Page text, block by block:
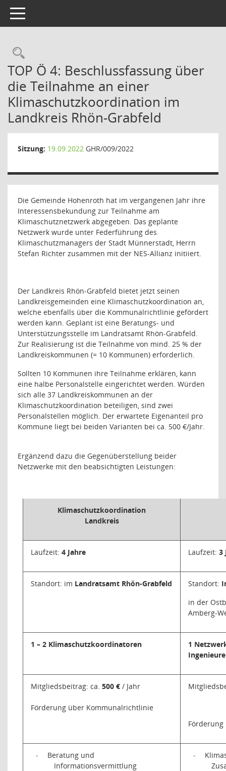
Toggle navigation
Rechercheauswahl
TOP Ö 4: Beschlussfassung über
die Teilnahme an einer
Klimaschutzkoordination im
Landkreis Rhön-Grabfeld
Sitzung: 19.09.2022 GHR/009/2022
Die Gemeinde Hohenroth hat im vergangenen Jahr ihre
Interessensbekundung zur Teilnahme am
Klimaschutznetzwerk abgegeben. Das geplante
Netzwerk wurde unter Federführung des
Klimaschutzmanagers der Stadt Münnerstadt, Herrn
Stefan Richter zusammen mit der NES-Allianz initiiert.
Der Landkreis Rhön-Grabfeld bietet jetzt seinen
Landkreisgemeinden eine Klimaschutzkoordination an,
welche ebenfalls über die Kommunalrichtlinie gefördert
werden kann. Geplant ist eine Beratungs- und
Unterstützungsstelle im Landratsamt Rhön-Grabfeld.
Zur Realisierung ist die Teilnahme von mind. 25 % der
Landkreiskommunen (= 10 Kommunen) erforderlich.
Sollten 10 Kommunen ihre Teilnahme erklären, kann
eine halbe Personalstelle eingerichtet werden. Würden
sich alle 37 Landkreiskommunen an der
Klimaschutzkoordination beteiligen, sind zwei
Personalstellen möglich. Der erwartete Eigenanteil pro
Kommune liegt bei beiden Varianten bei ca. 500 €/Jahr.
Ergänzend dazu die Gegenüberstellung beider
Netzwerke mit den beabsichtigten Leistungen:
Klimaschutzkoordination
Landkreis
Laufzeit:4 Jahre Laufzeit:3
Standort: im Landratsamt Rhön-Grabfeld Standort:
in der
Amberg-
1 – 2 Klimaschutzkoordinatoren
1
Ingenieure
Mitgliedsbeitrag: ca.500 €/ Jahr
Förderung über Kommunalrichtlinie
-
Beratung und
Informationsvermittlung
-